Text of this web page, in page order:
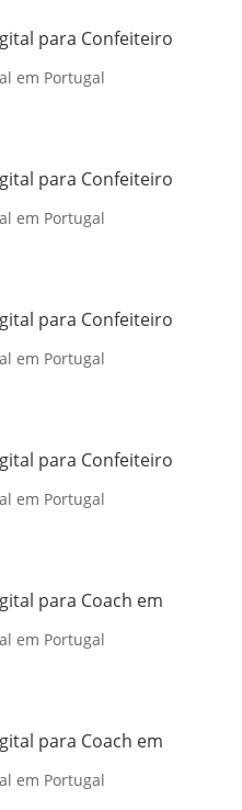
para Confeiteiro
em Portugal
para Confeiteiro
em Portugal
para Confeiteiro
em Portugal
para Confeiteiro
em Portugal
para Coach em
em Portugal
para Coach em
em Portugal